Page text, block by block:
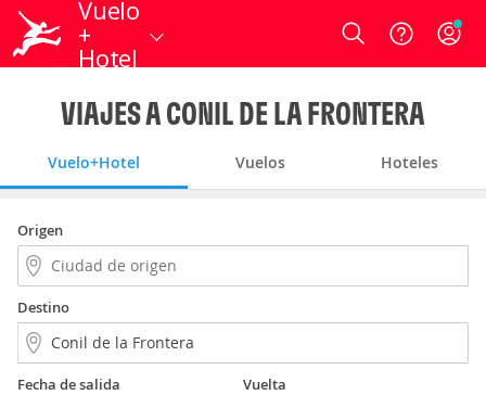
Vuelo
+
Hotel
Login
VIAJES A CONIL DE LA FRONTERA
Vuelo+Hotel Vuelos Hoteles
Origen
Destino
Fecha de salida Vuelta